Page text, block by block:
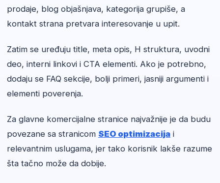
prodaje, blog objašnjava, kategorija grupiše, a
kontakt strana pretvara interesovanje u upit.
Zatim se uređuju title, meta opis, H struktura, uvodni
deo, interni linkovi i CTA elementi. Ako je potrebno,
dodaju se FAQ sekcije, bolji primeri, jasniji argumenti i
elementi poverenja.
Za glavne komercijalne stranice najvažnije je da budu
povezane sa stranicom SEO optimizacija i
relevantnim uslugama, jer tako korisnik lakše razume
šta tačno može da dobije.